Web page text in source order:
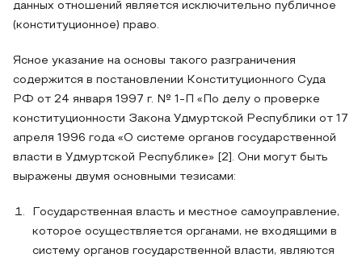
данных отношений является исключительно публичное
(конституционное) право.
Ясное указание на основы такого разграничения
содержится в постановлении Конституционного Суда
РФ от 24 января 1997 г. № 1-П «По делу о проверке
конституционности Закона Удмуртской Республики от 17
апреля 1996 года «О системе органов государственной
власти в Удмуртской Республике» [2]. Они могут быть
выражены двумя основными тезисами:
Государственная власть и местное самоуправление,
которое осуществляется органами, не входящими в
систему органов государственной власти, являются